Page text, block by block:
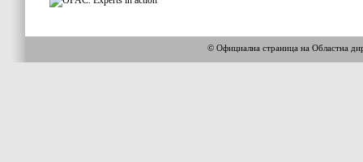
© Официална страница на